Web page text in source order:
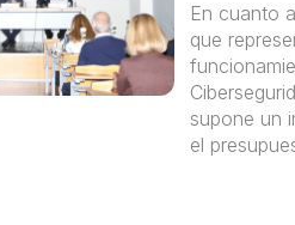
En cuanto
que
supone un
el